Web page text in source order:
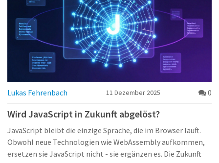
Lukas Fehrenbach 11 Dezember 2025 0
Wird JavaScript in Zukunft abgelöst?
JavaScript bleibt die einzige Sprache, die im Browser läuft.
Obwohl neue Technologien wie WebAssembly aufkommen,
ersetzen sie JavaScript nicht - sie ergänzen es. Die Zukunft